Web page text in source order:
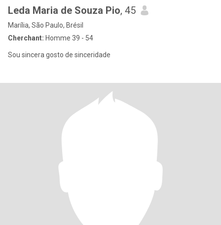
Leda Maria de Souza Pio, 45
Marília, São Paulo, Brésil
Cherchant: Homme 39 - 54
Sou sincera gosto de sinceridade